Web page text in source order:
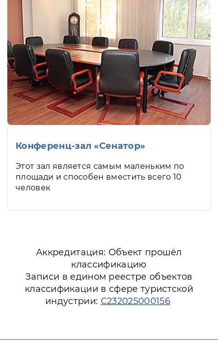
Конференц-зал «Сенатор»
Этот зал является самым маленьким по
площади и способен вместить всего 10
человек
Аккредитация: Объект прошёл
классификацию
Записи в едином реестре объектов
классификации в сфере туристской
индустрии: С232025000156